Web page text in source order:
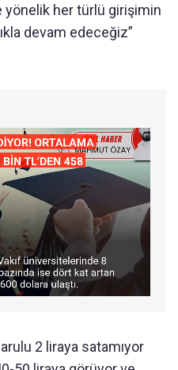
her türlü girişimin
devam edeceğiz”
2 liraya satamıyor